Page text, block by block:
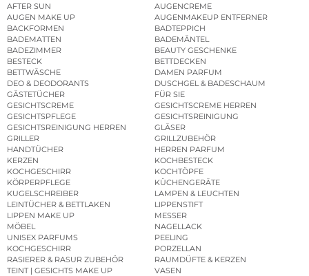
AFTER SUN
AUGENCREME
AUGEN MAKE UP
AUGENMAKEUP ENTFERNER
BACKFORMEN
BADTEPPICH
BADEMATTEN
BADEMÄNTEL
BADEZIMMER
BEAUTY GESCHENKE
BESTECK
BETTDECKEN
BETTWÄSCHE
DAMEN PARFUM
DEO & DEODORANTS
DUSCHGEL & BADESCHAUM
GÄSTETÜCHER
FÜR SIE
GESICHTSCREME
GESICHTSCREME HERREN
GESICHTSPFLEGE
GESICHTSREINIGUNG
GESICHTSREINIGUNG HERREN
GLÄSER
GRILLER
GRILLZUBEHÖR
HANDTÜCHER
HERREN PARFUM
KERZEN
KOCHBESTECK
KOCHGESCHIRR
KOCHTÖPFE
KÖRPERPFLEGE
KÜCHENGERÄTE
KUGELSCHREIBER
LAMPEN & LEUCHTEN
LEINTÜCHER & BETTLAKEN
LIPPENSTIFT
LIPPEN MAKE UP
MESSER
MÖBEL
NAGELLACK
UNISEX PARFUMS
PEELING
KOCHGESCHIRR
PORZELLAN
RASIERER & RASUR ZUBEHÖR
RAUMDÜFTE & KERZEN
TEINT | GESICHTS MAKE UP
VASEN